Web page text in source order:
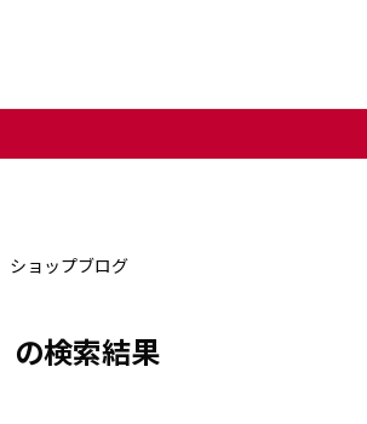
ショップブログ
の検索結果